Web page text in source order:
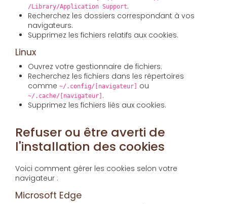
/Library/Application Support.
Recherchez les dossiers correspondant à vos
navigateurs.
Supprimez les fichiers relatifs aux cookies.
Linux
Ouvrez votre gestionnaire de fichiers.
Recherchez les fichiers dans les répertoires
comme~/.config/[navigateur] ou
~/.cache/[navigateur] .
Supprimez les fichiers liés aux cookies.
Refuser ou être averti de
l'installation des cookies
Voici comment gérer les cookies selon votre
navigateur :
Microsoft Edge